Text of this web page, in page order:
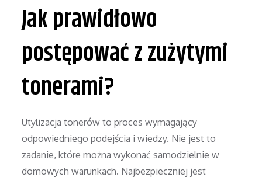
Jak prawidłowo
postępować z zużytymi
tonerami?
Utylizacja tonerów to proces wymagający
odpowiedniego podejścia i wiedzy. Nie jest to
zadanie, które można wykonać samodzielnie w
domowych warunkach. Najbezpieczniej jest